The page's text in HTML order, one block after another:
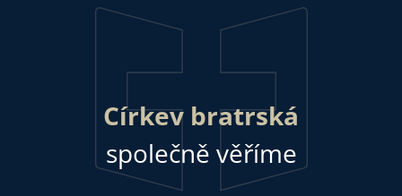
Církev bratrská
společně věříme